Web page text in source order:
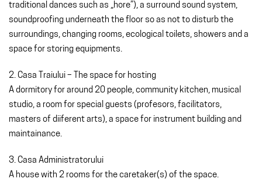
traditional dances such as „hore”), a surround sound system,
soundproofing underneath the floor so as not to disturb the
surroundings, changing rooms, ecological toilets, showers and a
space for storing equipments.
2. Casa Traiului – The space for hosting
A dormitory for around 20 people, community kitchen, musical
studio, a room for special guests (profesors, facilitators,
masters of diiferent arts), a space for instrument building and
maintainance.
3. Casa Administratorului
A house with 2 rooms for the caretaker(s) of the space.